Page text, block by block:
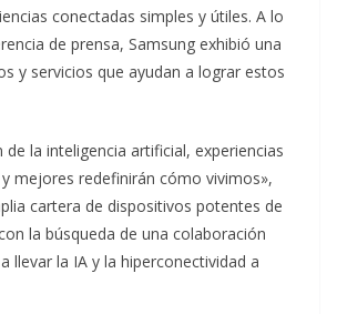
conectadas simples y útiles. A lo
de prensa, Samsung exhibió una
y servicios que ayudan a lograr estos
de la inteligencia artificial, experiencias
mejores redefinirán cómo vivimos»,
cartera de dispositivos potentes de
la búsqueda de una colaboración
llevar la IA y la hiperconectividad a